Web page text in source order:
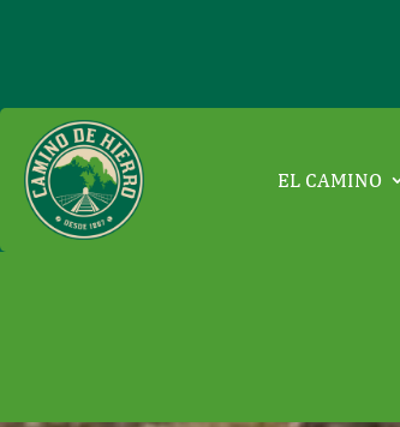
EL CAMINO